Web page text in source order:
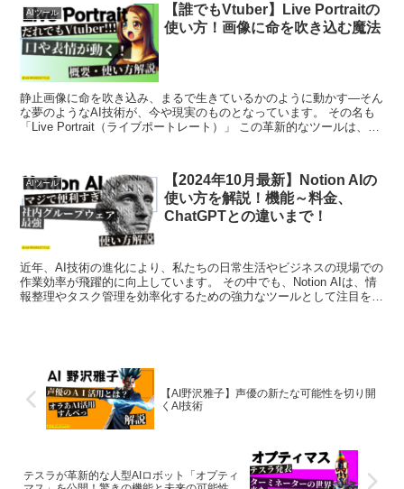
方解説！サイトやLPを自動生成
する方法
この動画を見てください。衝撃です。。。。しかも無料です・・・。
デザイン業界に革命的な変化をもたらすFigma AIが登場し、クリエ
イターたちの間で大きな話題を呼んでいます。この画期的なツール
は、ウェブサイトやランディングページ（LP）の自...
Google Bard)とは？徹底解説！
実際に使った活用事例も紹介
おすすめの居酒屋をAIとGooglemapの連携により調べてもらうこと
も・・・ Google bardより引用 Google Bardという名前を聞いたこと
がありますか？Google Bardは、Googleが開発した最新型のマルチモ
ーダル...
静止画像に命を吹き込み、まるで生きているかのように動かす—そん
「Live Portrait（ライブポートレート）」 この革新的なツールは、誰